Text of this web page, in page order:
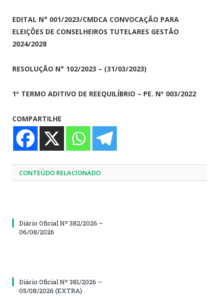
EDITAL N° 001/2023/CMDCA CONVOCAÇÃO PARA
ELEIÇÕES DE CONSELHEIROS TUTELARES GESTÃO
2024/2028
RESOLUÇÃO N° 102/2023 – (31/03/2023)
1º TERMO ADITIVO DE REEQUILÍBRIO – PE. Nº 003/2022
COMPARTILHE
CONTEÚDO RELACIONADO
Diário Oficial Nº 382/2026 –
06/08/2026
Diário Oficial Nº 381/2026 –
05/08/2026 (EXTRA)